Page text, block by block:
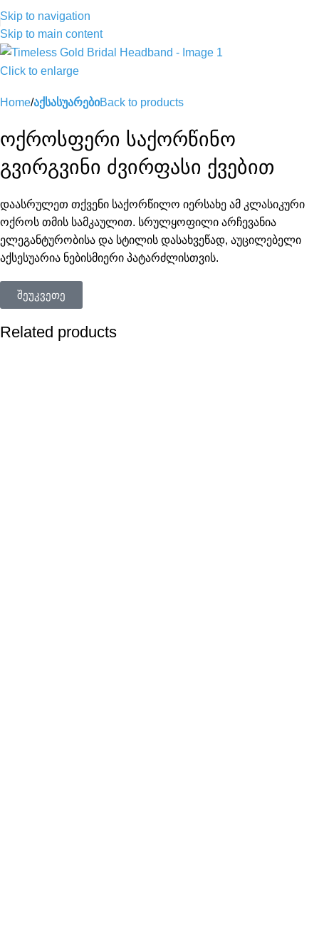
Skip to navigation
Skip to main content
Click to enlarge
Home აქსასუარებიBack to products
ოქროსფერი საქორწინო
გვირგვინი ძვირფასი ქვებით
დაასრულეთ თქვენი საქორწილო იერსახე ამ კლასიკური
ოქროს თმის სამკაულით. სრულყოფილი არჩევანია
ელეგანტურობისა და სტილის დასახვეწად, აუცილებელი
აქსესუარია ნებისმიერი პატარძლისთვის.
შეუკვეთე
Related products